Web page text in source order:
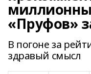
«Пруфов»
В погоне за
здравый смысл